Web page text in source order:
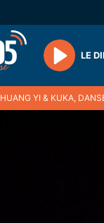
Play
LE
HUANG YI & KUKA,